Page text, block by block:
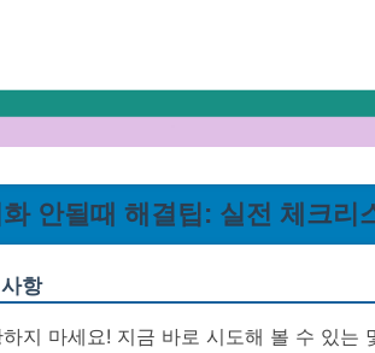
안될때 해결팁: 실전 체크리
항
지 마세요! 지금 바로 시도해 볼 수 있는